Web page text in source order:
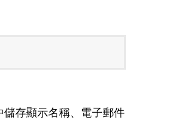
儲存顯示名稱、電子郵件